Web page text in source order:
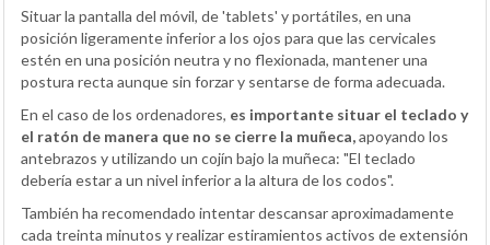
Situar la pantalla del móvil, de 'tablets' y portátiles, en una
posición ligeramente inferior a los ojos para que las cervicales
estén en una posición neutra y no flexionada, mantener una
postura recta aunque sin forzar y sentarse de forma adecuada.
En el caso de los ordenadores, es importante situar el teclado y
el ratón de manera que no se cierre la muñeca,apoyando los
antebrazos y utilizando un cojín bajo la muñeca: "El teclado
debería estar a un nivel inferior a la altura de los codos".
También ha recomendado intentar descansar aproximadamente
cada treinta minutos y realizar estiramientos activos de extensión